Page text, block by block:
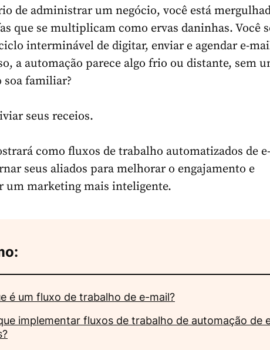
de administrar um negócio, você está
que se multiplicam como ervas daninhas. Você
interminável de digitar, enviar e agendar e-
a automação parece algo frio ou distante, sem
soa familiar?
seus receios.
como fluxos de trabalho automatizados de
seus aliados para melhorar o engajamento e
um marketing mais inteligente.
é um fluxo de trabalho de e-mail?
implementar fluxos de trabalho de automação de